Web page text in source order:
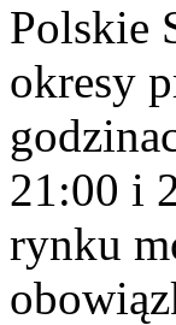
Polskie
okresy
21:00 i
rynku